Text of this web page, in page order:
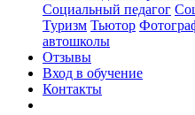
Социальный педагог
Туризм Тьютор
автошколы
Отзывы
Вход в обучение
Контакты